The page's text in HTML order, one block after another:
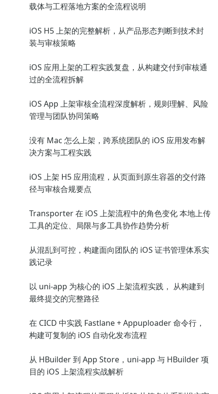
载体与工程落地方案的全流程说明
iOS H5 上架的完整解析，从产品形态判断到技术封
装与审核策略
iOS 应用上架的工程实践复盘，从构建交付到审核通
过的全流程拆解
iOS App 上架审核全流程深度解析，规则理解、风险
管理与团队协同策略
没有 Mac 怎么上架，跨系统团队的 iOS 应用发布解
决方案与工程实践
iOS 上架 H5 应用流程，从页面到原生容器的交付路
径与审核合规要点
Transporter 在 iOS 上架流程中的角色变化 本地上传
工具的定位、局限与多工具协作趋势分析
从混乱到可控，构建面向团队的 iOS 证书管理体系实
践记录
以 uni-app 为核心的 iOS 上架流程实践， 从构建到
最终提交的完整路径
在 CICD 中实践 Fastlane + Appuploader 命令行，
构建可复制的 iOS 自动化发布流程
从 HBuilder 到 App Store，uni-app 与 HBuilder 项
目的 iOS 上架流程实战解析